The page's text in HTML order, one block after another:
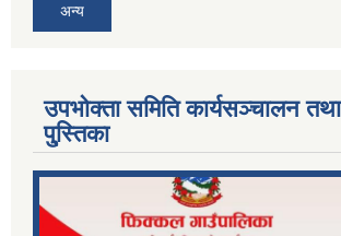
अन्य
उपभोक्ता समिति कार्यसञ्चालन
पु्स्तिका